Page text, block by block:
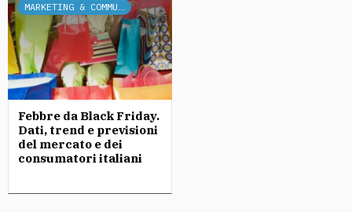
MARKETING & COMMUNICATION
Febbre da Black Friday.
Dati, trend e previsioni
del mercato e dei
consumatori italiani